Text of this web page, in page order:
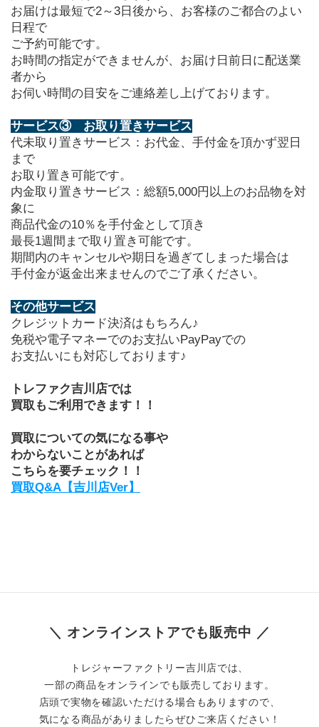
お届けは最短で2～3日後から、お客様のご都合のよい
日程で
ご予約可能です。
お時間の指定ができませんが、お届け日前日に配送業
者から
お伺い時間の目安をご連絡差し上げております。
サービス③　お取り置きサービス
代未取り置きサービス：お代金、手付金を頂かず翌日
まで
お取り置き可能です。
内金取り置きサービス：総額5,000円以上のお品物を対
象に
商品代金の10％を手付金として頂き
最長1週間まで取り置き可能です。
期間内のキャンセルや期日を過ぎてしまった場合は
手付金が返金出来ませんのでご了承ください。
その他サービス
クレジットカード決済はもちろん♪
免税や電子マネーでのお支払いPayPayでの
お支払いにも対応しております♪
トレファク吉川店では
買取もご利用できます！！
買取についての気になる事や
わからないことがあれば
こちらを要チェック！！
買取Q&A【吉川店Ver】
＼ オンラインストアでも販売中 ／
トレジャーファクトリー吉川店では、
一部の商品をオンラインでも販売しております。
店頭で実物を確認いただける場合もありますので、
気になる商品がありましたらぜひご来店ください！